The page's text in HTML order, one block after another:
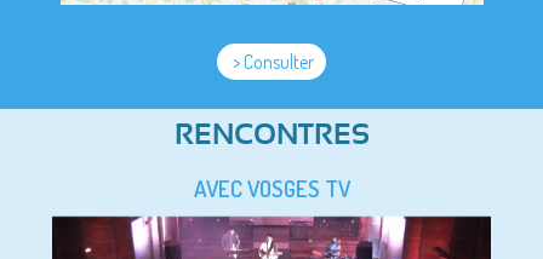
> Consulter
RENCONTRES
AVEC VOSGES TV